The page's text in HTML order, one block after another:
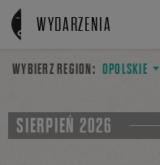
Linki do przejścia
WYDARZENIA
WYBIERZ REGION: OPOLSKIE
SIERPIEŃ 2026